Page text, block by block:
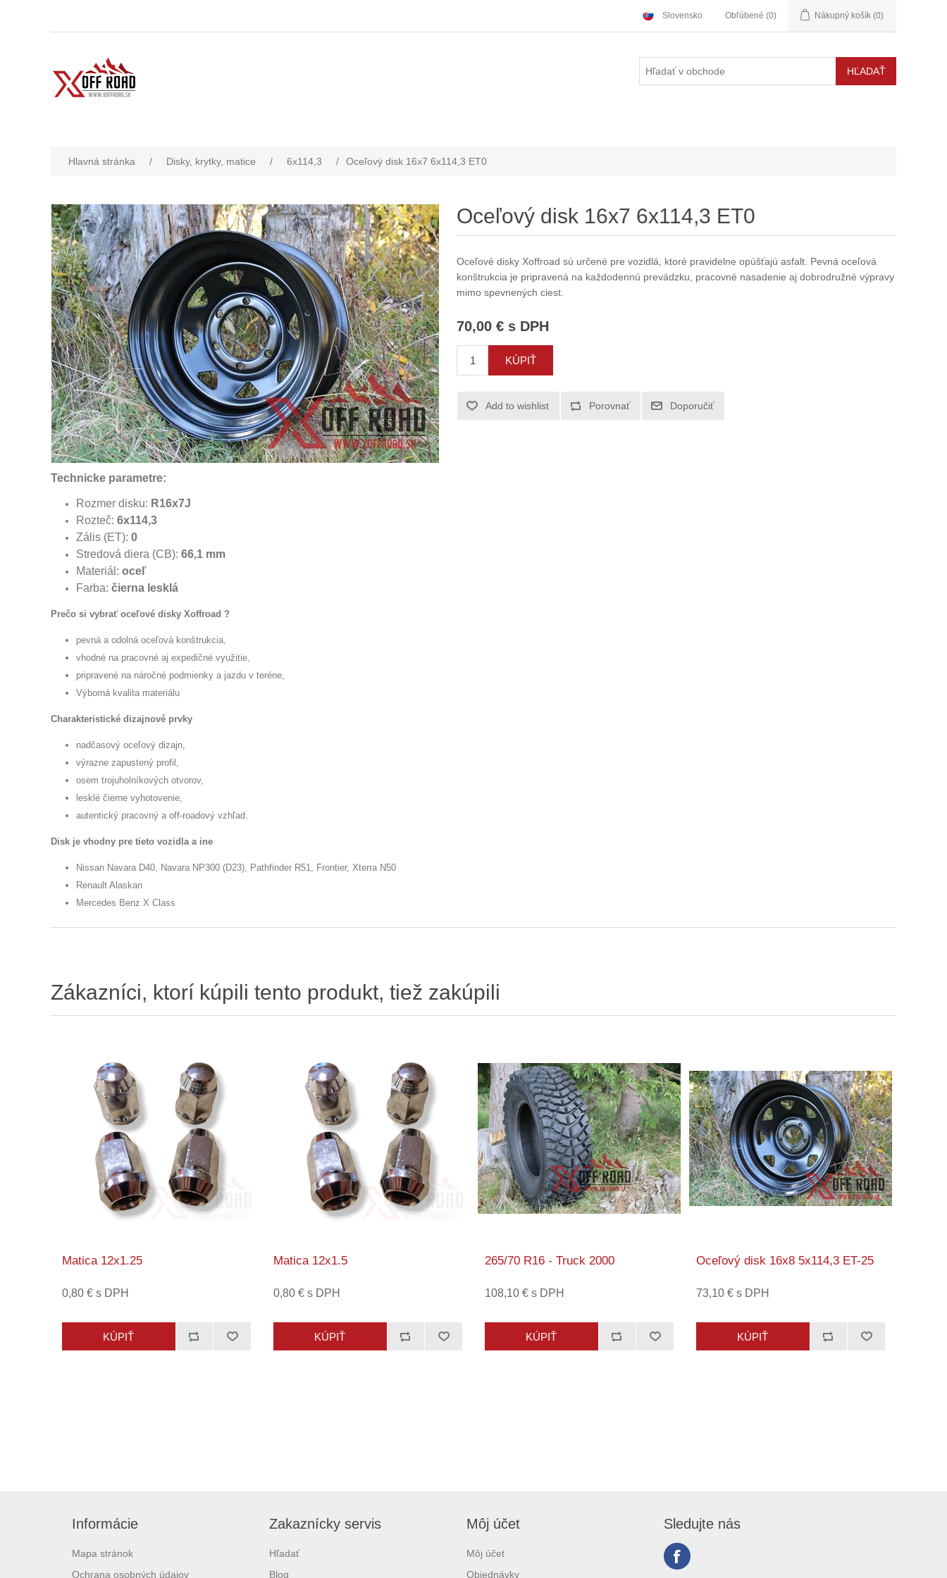
Slovensko Obľúbené (0) Nákupný košík (0)
Hlavná stránka / Disky, krytky, matice / 6x114,3 / Oceľový disk 16x7 6x114,3 ET0
Oceľový disk 16x7 6x114,3 ET0
Oceľové disky Xoffroad sú určené pre vozidlá, ktoré pravidelne opúšťajú asfalt. Pevná oceľová
konštrukcia je pripravená na každodennú prevádzku, pracovné nasadenie aj dobrodružné výpravy
mimo spevnených ciest.
70,00 € s DPH
Technicke parametre:
Rozmer disku: R16x7J
Rozteč: 6x114,3
Zális (ET): 0
Stredová diera (CB): 66,1 mm
Materiál: oceľ
Farba: čierna lesklá
Prečo si vybrať oceľové disky Xoffroad ?
pevná a odolná oceľová konštrukcia,
vhodné na pracovné aj expedičné využitie,
pripravené na náročné podmienky a jazdu v teréne,
Výborná kvalita materiálu
Charakteristické dizajnové prvky
nadčasový oceľový dizajn,
výrazne zapustený profil,
osem trojuholníkových otvorov,
lesklé čierne vyhotovenie,
autentický pracovný a off-roadový vzhľad.
Disk je vhodny pre tieto vozidla a ine
Nissan Navara D40, Navara NP300 (D23), Pathfinder R51, Frontier, Xterra N50
Renault Alaskan
Mercedes Benz X Class
Zákazníci, ktorí kúpili tento produkt, tiež zakúpili
Matica 12x1.25
0,80 € s DPH
Matica 12x1.5
0,80 € s DPH
265/70 R16 - Truck 2000
108,10 € s DPH
Oceľový disk 16x8 5x114,3 ET-25
73,10 € s DPH
Informácie
Mapa stránok
Ochrana osobných údajov
Zakaznícky servis
Hľadať
Blog
Môj účet
Môj účet
Objednávky
Sledujte nás